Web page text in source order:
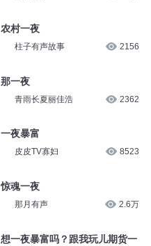
农村一夜
柱子有声故事 2156
那一夜
青雨长夏丽佳浩 2362
一夜暴富
皮皮TV寡妇 8523
惊魂一夜
那月有声 2.6万
想一夜暴富吗？跟我玩儿期货一